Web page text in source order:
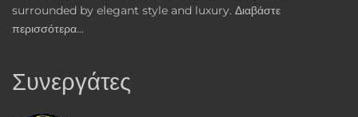
surrounded by elegant style and luxury. Διαβάστε
περισσότερα...
Συνεργάτες